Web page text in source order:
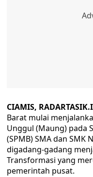
CIAMIS,
Barat mulai
Unggul (Maung) pada
(SPMB) SMA dan
digadang-gadang
Transformasi yang
pemerintah pusat.